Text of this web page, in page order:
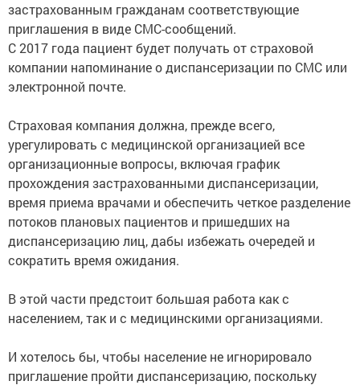
застрахованным гражданам соответствующие
приглашения в виде СМС-сообщений.
С 2017 года пациент будет получать от страховой
компании напоминание о диспансеризации по СМС или
электронной почте.
Страховая компания должна, прежде всего,
урегулировать с медицинской организацией все
организационные вопросы, включая график
прохождения застрахованными диспансеризации,
время приема врачами и обеспечить четкое разделение
потоков плановых пациентов и пришедших на
диспансеризацию лиц, дабы избежать очередей и
сократить время ожидания.
В этой части предстоит большая работа как с
населением, так и с медицинскими организациями.
И хотелось бы, чтобы население не игнорировало
приглашение пройти диспансеризацию, поскольку